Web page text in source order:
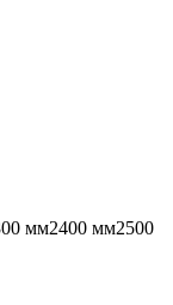
мм2400 мм2500